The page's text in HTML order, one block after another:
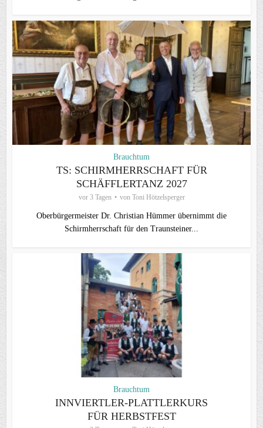
Brauchtum
TS: SCHIRMHERRSCHAFT FÜR
SCHÄFFLERTANZ 2027
vor 3 Tagen von Toni Hötzelsperger
Oberbürgermeister Dr. Christian Hümmer übernimmt die
Schirmherrschaft für den Traunsteiner...
Brauchtum
INNVIERTLER-PLATTLERKURS
FÜR HERBSTFEST